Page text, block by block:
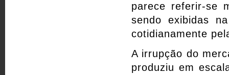
parece referir-se
sendo exibidas
cotidianamente
A irrupção do
produziu em